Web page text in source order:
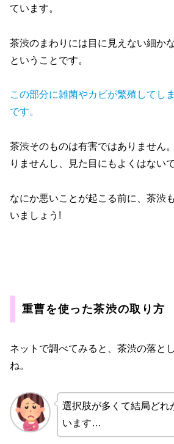
ています。
茶渋のまわりには目に見えない細か
ということです。
この部分に雑菌やカビが繁殖してし
です。
茶渋そのものは有害ではありません
りませんし、見た目にもよくはない
なにか悪いことが起こる前に、茶渋
いましょう!
重曹を使った茶渋の取り方
ネットで調べてみると、茶渋の落と
ね。
選択肢が多くて結局どれ
います…